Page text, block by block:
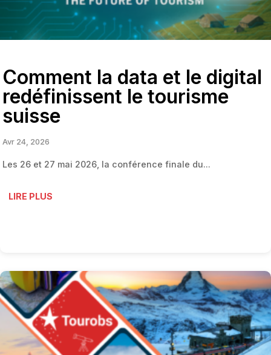
Comment la data et le digital
redéfinissent le tourisme
suisse
Avr 24, 2026
Les 26 et 27 mai 2026, la conférence finale du...
LIRE PLUS